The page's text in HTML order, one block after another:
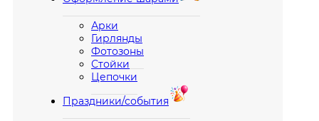
Арки
Гирлянды
Фотозоны
Стойки
Цепочки
Праздники/события